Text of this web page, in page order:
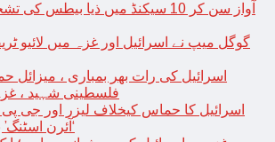
آواز سن کر 10 سیکنڈ میں ذیا بیطس
گوگل میپ نے اسرائیل اور غزہ میں لائیو
فلسطینی شہید ،
اسرائیل کا حماس کیخلاف لیزر اور جی
‘آئرن